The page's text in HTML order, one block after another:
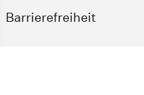
Barrierefreiheit